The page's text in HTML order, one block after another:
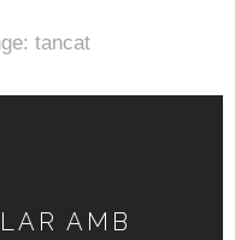
tancat
AMB